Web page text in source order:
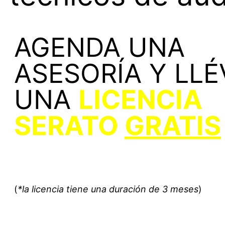
AGENDA UNA
ASESORÍA Y
UNA LICENCIA
SERATO GRATIS
(*la licencia tiene una duración de 3 meses)